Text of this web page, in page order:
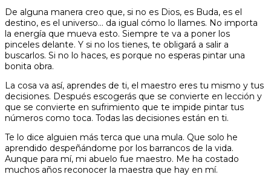
De alguna manera creo que, si no es Dios, es Buda, es el
destino, es el universo… da igual cómo lo llames. No importa
la energía que mueva esto. Siempre te va a poner los
pinceles delante. Y si no los tienes, te obligará a salir a
buscarlos. Si no lo haces, es porque no esperas pintar una
bonita obra.
La cosa va así, aprendes de ti, el maestro eres tu mismo y tus
decisiones. Después escogerás que se convierte en lección y
que se convierte en sufrimiento que te impide pintar tus
números como toca. Todas las decisiones están en ti.
Te lo dice alguien más terca que una mula. Que solo he
aprendido despeñándome por los barrancos de la vida.
Aunque para mí, mi abuelo fue maestro. Me ha costado
muchos años reconocer la maestra que hay en mí.